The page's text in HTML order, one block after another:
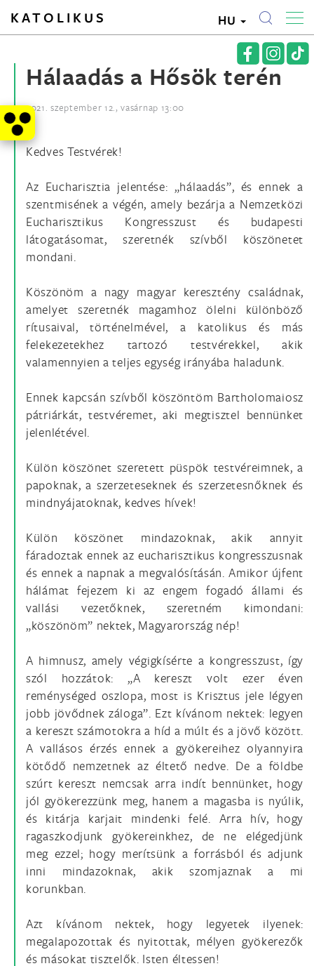
KATOLIKUS HU
Hálaadás a Hősök terén
2021. szeptember 12., vasárnap 13:00
Kedves Testvérek!
Az Eucharisztia jelentése: „hálaadás”, és ennek a
szentmisének a végén, amely bezárja a Nemzetközi
Eucharisztikus Kongresszust és budapesti
látogatásomat, szeretnék szívből köszönetet
mondani.
Köszönöm a nagy magyar keresztény családnak,
amelyet szeretnék magamhoz ölelni különböző
rítusaival, történelmével, a katolikus és más
felekezetekhez tartozó testvérekkel, akik
valamennyien a teljes egység irányába haladunk.
Ennek kapcsán szívből köszöntöm Bartholomaiosz
pátriárkát, testvéremet, aki megtisztel bennünket
jelenlétével.
Külön köszönet szeretett püspök testvéreimnek, a
papoknak, a szerzeteseknek és szerzetesnőknek és
mindnyájatoknak, kedves hívek!
Külön köszönet mindazoknak, akik annyit
fáradoztak ennek az eucharisztikus kongresszusnak
és ennek a napnak a megvalósításán. Amikor újfent
hálámat fejezem ki az engem fogadó állami és
vallási vezetőknek, szeretném kimondani:
„köszönöm” nektek, Magyarország nép!
A himnusz, amely végigkísérte a kongresszust, így
szól hozzátok: „A kereszt volt ezer éven
reménységed oszlopa, most is Krisztus jele légyen
jobb jövődnek záloga”. Ezt kívánom nektek: legyen
a kereszt számotokra a híd a múlt és a jövő között.
A vallásos érzés ennek a gyökereihez olyannyira
kötődő nemzetnek az éltető nedve. De a földbe
szúrt kereszt nemcsak arra indít bennünket, hogy
jól gyökerezzünk meg, hanem a magasba is nyúlik,
és kitárja karjait mindenki felé. Arra hív, hogy
ragaszkodjunk gyökereinkhez, de ne elégedjünk
meg ezzel; hogy merítsünk a forrásból és adjunk
inni mindazoknak, akik szomjaznak a mi
korunkban.
Azt kívánom nektek, hogy legyetek ilyenek:
megalapozottak és nyitottak, mélyen gyökerezők
és másokat tisztelők. Isten éltessen!